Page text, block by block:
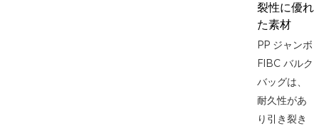
裂性に優れ
た素材
PP ジャンボ
FIBC バルク
バッグは、
耐久性があ
り引き裂き